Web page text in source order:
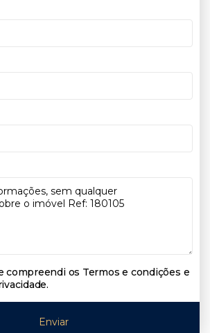
compreendi os Termos e condições e
.
Enviar